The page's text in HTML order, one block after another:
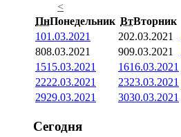
<
ПнПонедельник ВтВторник
101.03.2021 202.03.2021
808.03.2021 909.03.2021
1515.03.2021 1616.03.2021
2222.03.2021 2323.03.2021
2929.03.2021 3030.03.2021
Сегодня